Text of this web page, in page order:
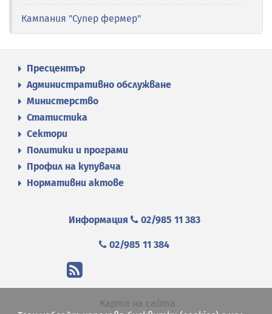
Кампания "Супер фермер"
Пресцентър
Административно обслужване
Министерство
Статистика
Сектори
Политики и програми
Профил на купувача
Нормативни актове
Информация 02/985 11 383
02/985 11 384
Карта на сайта